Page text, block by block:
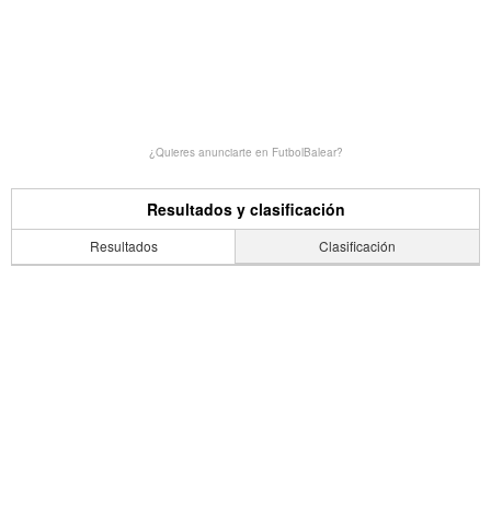
¿Quieres anunciarte en FutbolBalear?
Resultados y clasificación
Resultados Clasificación